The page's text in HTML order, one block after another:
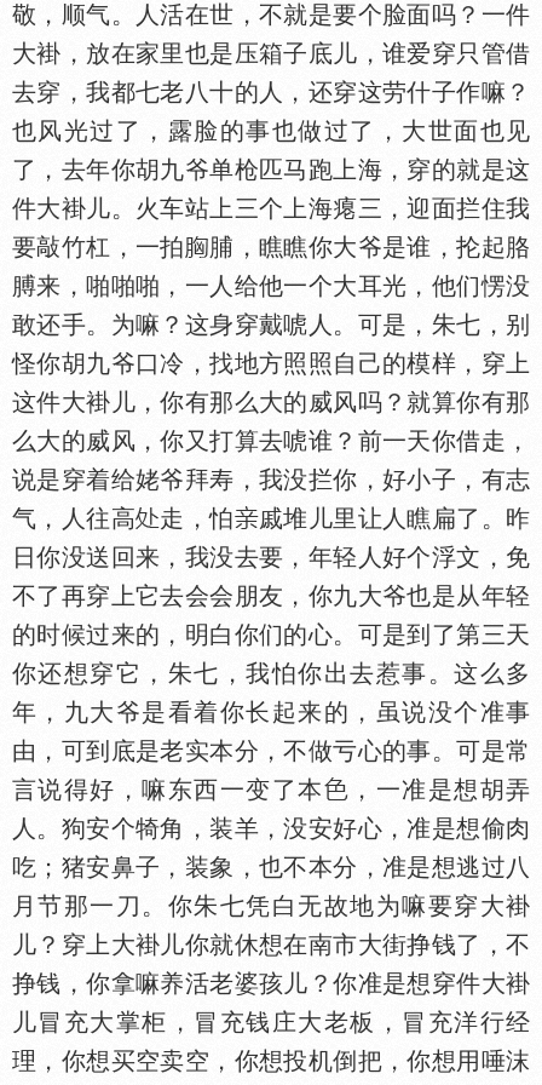
敬，顺气。人活在世，不就是要个脸面吗？一件
大褂，放在家里也是压箱子底儿，谁爱穿只管借
去穿，我都七老八十的人，还穿这劳什子作嘛？
也风光过了，露脸的事也做过了，大世面也见
了，去年你胡九爷单枪匹马跑上海，穿的就是这
件大褂儿。火车站上三个上海瘪三，迎面拦住我
要敲竹杠，一拍
脯，瞧瞧你大爷是谁，抡起胳
膊来，啪啪啪，一人给他一个大耳光，他们愣没
敢还手。为嘛？这身穿戴唬人。可是，朱七，别
怪你胡九爷口冷，找地方照照自己的模样，穿上
这件大褂儿，你有那么大的威风吗？就算你有那
么大的威风，你又打算去唬谁？前一天你借走，
说是穿着给姥爷拜寿，我没拦你，好小子，有志
气，人往高
走，怕
戚堆儿里让人瞧扁了。昨
日你没送回来，我没去要，年轻人好个浮文，免
不了再穿上它去会会朋友，你九大爷也是从年轻
的时候过来的，明白你们的心。可是到了第三天
你还想穿它，朱七，我怕你出去惹事。这么多
年，九大爷是看着你长起来的，虽说没个准事
由，可到底是老实本分，不做亏心的事。可是常
言说得好，嘛东西一变了本
，一准是想胡弄
人。狗安个犄角，装羊，没安好心，准是想偷肉
吃；猪安鼻子，装象，也不本分，准是想逃过八
月节那一刀。你朱七凭白无故地为嘛要穿大褂
儿？穿上大褂儿你就休想在南市大街挣钱了，不
挣钱，你拿嘛养活老婆孩儿？你准是想穿件大褂
儿冒充大掌柜，冒充钱庄大老板，冒充洋行经
理，你想买空卖空，你想投机倒把，你想用唾沫